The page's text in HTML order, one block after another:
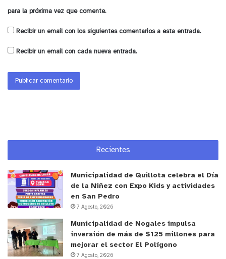
para la próxima vez que comente.
Recibir un email con los siguientes comentarios a esta entrada.
Recibir un email con cada nueva entrada.
Recientes
Municipalidad de Quillota celebra el Día
de la Niñez con Expo Kids y actividades
en San Pedro
7 Agosto, 2026
Municipalidad de Nogales impulsa
inversión de más de $125 millones para
mejorar el sector El Polígono
7 Agosto, 2026